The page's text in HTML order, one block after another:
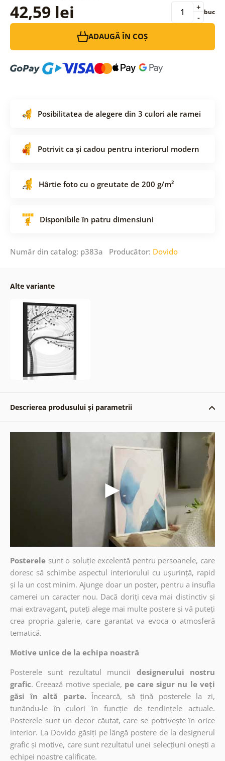
42,59 lei -
+ buc
ADAUGĂ ÎN COȘ
Posibilitatea de alegere din 3 culori ale ramei
Potrivit ca și cadou pentru interiorul modern
Hârtie foto cu o greutate de 200 g/m²
Disponibile în patru dimensiuni
Număr din catalog: p383a Producător: Dovido
Alte variante
Descrierea produsului și parametrii
Posterele sunt o soluție excelentă pentru persoanele, care
doresc să schimbe aspectul interiorului cu ușurință, rapid
și la un cost minim. Ajunge doar un poster, pentru a insufla
camerei un caracter nou. Dacă doriți ceva mai distinctiv și
mai extravagant, puteți alege mai multe postere și vă puteți
crea propria galerie, care garantat va evoca o atmosferă
tematică.
Motive unice de la echipa noastră
Posterele sunt rezultatul muncii
designerului nostru
grafic. Creează motive speciale, pe care sigur nu le veți
găsi în altă parte. Încearcă, să țină posterele la zi,
tunându-le în culori în funcție de tendințele actuale.
Posterele sunt un decor căutat, care se potrivește în orice
interior. La Dovido găsiți pe lângă postere de la designerul
grafic și motive, care sunt rezultatul unei selecțiuni onești a
echipei noastre calificate.